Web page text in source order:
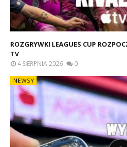
ROZGRYWKI LEAGUES CUP
TV
4 SIERPNIA 2026 0
NEWSY